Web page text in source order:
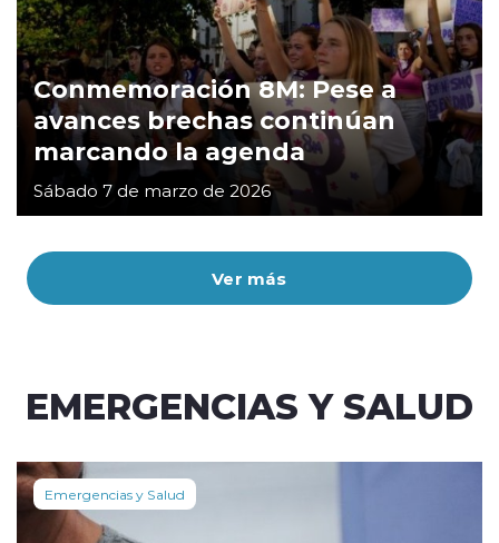
Ver más
Conmemoración 8M: Pese a
avances brechas continúan
marcando la agenda
Sábado 7 de marzo de 2026
EMERGENCIAS Y SALUD
Emergencias y Salud